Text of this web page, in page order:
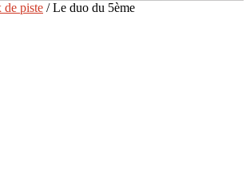
de piste / Le duo du 5ème